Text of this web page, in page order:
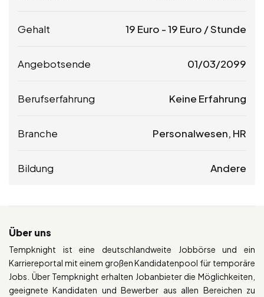
Gehalt 19 Euro -19 Euro / Stunde
Angebotsende 01/03/2099
Berufserfahrung Keine Erfahrung
Branche Personalwesen, HR
Bildung Andere
Über uns
Tempknight ist eine deutschlandweite Jobbörse und ein
Karriereportal mit einem großen Kandidatenpool für temporäre
Jobs. Über Tempknight erhalten Jobanbieter die Möglichkeiten,
geeignete Kandidaten und Bewerber aus allen Bereichen zu